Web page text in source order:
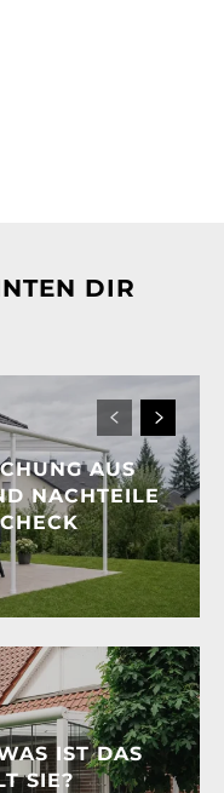
DIR
AUS
NACHTEILE
IST DAS
SIE?